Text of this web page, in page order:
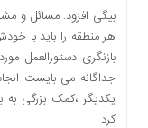
بین
الملل
یادداشت
چند
بیگی افزود: مسائل و
هر منطقه را باید با
بازنگری دستورالعمل
جداگانه می بایست
یکدیگر ،کمک بزرگی
کرد.